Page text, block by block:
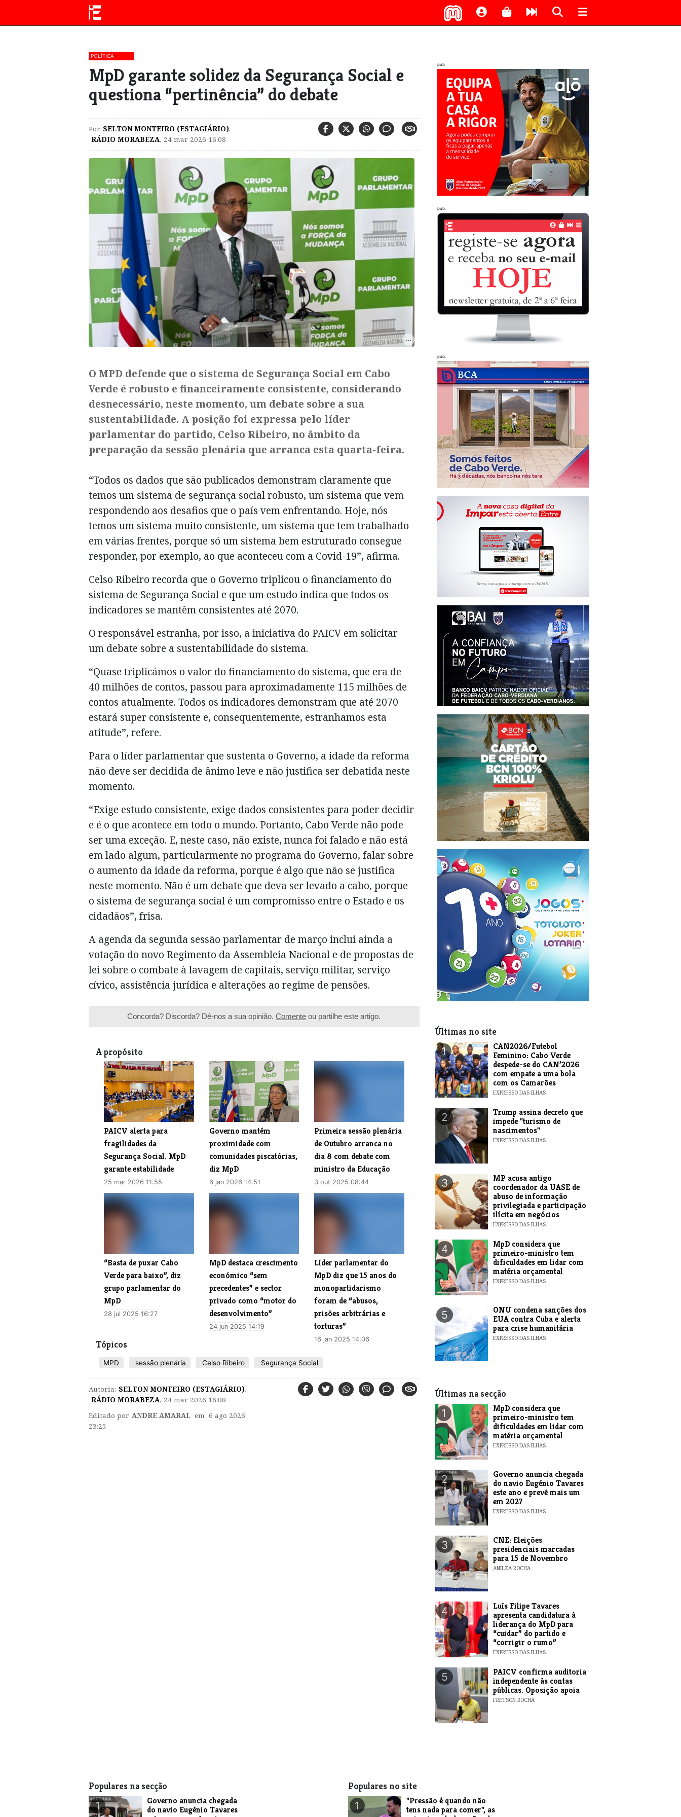
POLÍTICA
MpD garante solidez da Segurança Social e
questiona “pertinência” do debate
Por SELTON MONTEIRO (ESTAGIÁRIO),
RÁDIO MORABEZA, 24 mar 2026 16:08
O MPD defende que o sistema de Segurança Social em Cabo
Verde é robusto e financeiramente consistente, considerando
desnecessário, neste momento, um debate sobre a sua
sustentabilidade. A posição foi expressa pelo líder
parlamentar do partido, Celso Ribeiro, no âmbito da
preparação da sessão plenária que arranca esta quarta-feira.
“Todos os dados que são publicados demonstram claramente que
temos um sistema de segurança social robusto, um sistema que vem
respondendo aos desafios que o país vem enfrentando. Hoje, nós
temos um sistema muito consistente, um sistema que tem trabalhado
em várias frentes, porque só um sistema bem estruturado consegue
responder, por exemplo, ao que aconteceu com a Covid-19”, afirma.
Celso Ribeiro recorda que o Governo triplicou o financiamento do
sistema de Segurança Social e que um estudo indica que todos os
indicadores se mantêm consistentes até 2070.
O responsável estranha, por isso, a iniciativa do PAICV em solicitar
um debate sobre a sustentabilidade do sistema.
“Quase triplicámos o valor do financiamento do sistema, que era de
40 milhões de contos, passou para aproximadamente 115 milhões de
contos atualmente. Todos os indicadores demonstram que até 2070
estará super consistente e, consequentemente, estranhamos esta
atitude”, refere.
Para o líder parlamentar que sustenta o Governo, a idade da reforma
não deve ser decidida de ânimo leve e não justifica ser debatida neste
momento.
“Exige estudo consistente, exige dados consistentes para poder decidir
e é o que acontece em todo o mundo. Portanto, Cabo Verde não pode
ser uma exceção. E, neste caso, não existe, nunca foi falado e não está
em lado algum, particularmente no programa do Governo, falar sobre
o aumento da idade da reforma, porque é algo que não se justifica
neste momento. Não é um debate que deva ser levado a cabo, porque
o sistema de segurança social é um compromisso entre o Estado e os
cidadãos”, frisa.
A agenda da segunda sessão parlamentar de março inclui ainda a
votação do novo Regimento da Assembleia Nacional e de propostas de
lei sobre o combate à lavagem de capitais, serviço militar, serviço
cívico, assistência jurídica e alterações ao regime de pensões.
Concorda? Discorda? Dê-nos a sua opinião.Comente ou partilhe este artigo.
A propósito
PAICV alerta para
fragilidades da
Segurança Social. MpD
garante estabilidade
25 mar 2026 11:55
Governo mantém
proximidade com
comunidades piscatórias,
diz MpD
6 jan 2026 14:51
Primeira sessão plenária
de Outubro arranca no
dia 8 com debate com
ministro da Educação
3 out 2025 08:44
“Basta de puxar Cabo
Verde para baixo”, diz
grupo parlamentar do
MpD
28 jul 2025 16:27
MpD destaca crescimento
económico “sem
precedentes” e sector
privado como “motor do
desenvolvimento”
24 jun 2025 14:19
Líder parlamentar do
MpD diz que 15 anos do
monopartidarismo
foram de “abusos,
prisões arbitrárias e
torturas”
16 jan 2025 14:06
Tópicos
MPD sessão plenária Celso Ribeiro Segurança Social
Autoria: SELTON MONTEIRO (ESTAGIÁRIO),
RÁDIO MORABEZA, 24 mar 2026 16:08
Editado por ANDRE AMARAL em 6 ago 2026
23:25
pub
pub.
pub.
Últimas no site
1
CAN2026/Futebol
Feminino: Cabo Verde
despede-se do CAN’2026
com empate a uma bola
com os Camarões
EXPRESSO DAS ILHAS
2
Trump assina decreto que
impede "turismo de
nascimentos"
EXPRESSO DAS ILHAS
3
MP acusa antigo
coordenador da UASE de
abuso de informação
privilegiada e participação
ilícita em negócios
EXPRESSO DAS ILHAS
4
MpD considera que
primeiro-ministro tem
dificuldades em lidar com
matéria orçamental
EXPRESSO DAS ILHAS
5
ONU condena sanções dos
EUA contra Cuba e alerta
para crise humanitária
EXPRESSO DAS ILHAS
Últimas na secção
1
MpD considera que
primeiro-ministro tem
dificuldades em lidar com
matéria orçamental
EXPRESSO DAS ILHAS
2
Governo anuncia chegada
do navio Eugénio Tavares
este ano e prevê mais um
em 2027
EXPRESSO DAS ILHAS
3
CNE: Eleições
presidenciais marcadas
para 15 de Novembro
ANILZA ROCHA
4
Luís Filipe Tavares
apresenta candidatura à
liderança do MpD para
“cuidar” do partido e
“corrigir o rumo”
EXPRESSO DAS ILHAS
5
​PAICV confirma auditoria
independente às contas
públicas. Oposição apoia
FRETSON ROCHA
Populares na secção
1
Governo anuncia chegada
do navio Eugénio Tavares
Populares no site
1
"Pressão é quando não
tens nada para comer", as